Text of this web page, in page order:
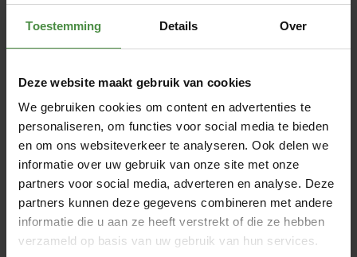
Toestemming Details Over
Deze website maakt gebruik van cookies
We gebruiken cookies om content en advertenties te
personaliseren, om functies voor social media te bieden
en om ons websiteverkeer te analyseren. Ook delen we
informatie over uw gebruik van onze site met onze
partners voor social media, adverteren en analyse. Deze
partners kunnen deze gegevens combineren met andere
informatie die u aan ze heeft verstrekt of die ze hebben
verzameld op basis van uw gebruik van hun services.
Ervaringen met Abena Slip M3
“Ik gebruik twee producten: Tena Slip
Original en Abena Slip M3 Premium. Bij de
Tena Slip Original is de pasvorm en de
absorptie zeer goed. Bij de Abena Slip zijn
de pasvorm en de plakkers zeer goed. Die
zijn bij de Tena Slip Original, de plakkers
een ramp. je kan ze niet hersluiten.. je
trekt hem dan helemaal kapot.. ook plakt
“Abena
even